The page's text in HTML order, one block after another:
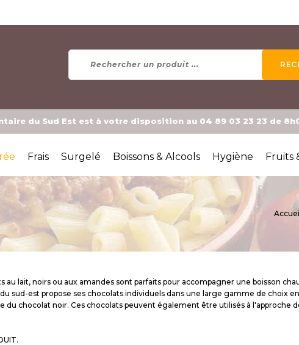
du Sud Est est à votre disposition au 04 89 03 23 23 de
Frais Surgelé Boissons & Alcools Hygiène Fruits
Accueil
au lait, noirs ou aux amandes sont parfaits pour accompagner une boisson
sud-est propose ses chocolats individuels dans une large gamme de choix
du chocolat noir. Ces chocolats peuvent également être utilisés à l'approche